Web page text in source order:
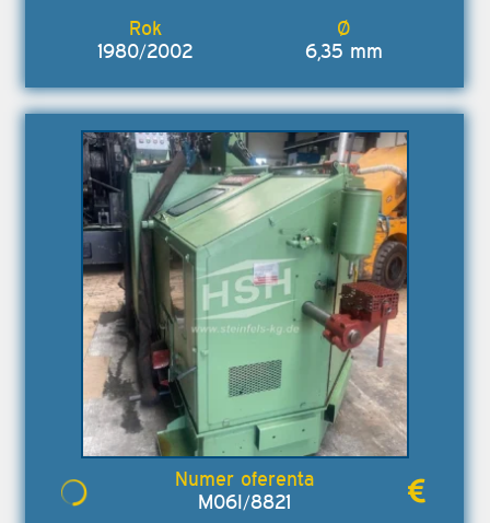
1980/2002 6,35 mm
M06I/8821